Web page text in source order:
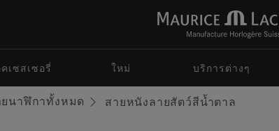
เซสเซอรี่ ใหม่ บริการต่างๆ
ยนาฬิกาทั้งหมด สายหนังลายสัตว์สีน้ำตาล